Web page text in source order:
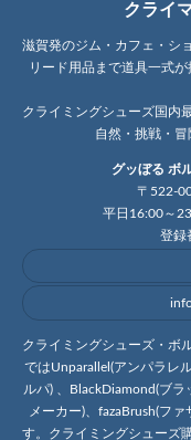
クライ
滋賀発のジム・カフェ・シ
リード用品まで道具一式
クライミングシューズ国内
自然・挑戦・
グッぼる ボ
〒522-
平日16:00～
登録
クライミングシューズ・ボ
ではUnparallel(アンパラレ
ルパ) 、BlackDiamond(ブラ
メーカー)、fazaBrush(フ
す。クライミングシューズ